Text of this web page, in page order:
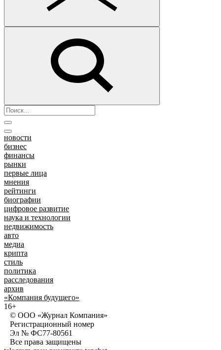
новости
бизнес
финансы
рынки
первые лица
мнения
рейтинги
биографии
цифровое развитие
наука и технологии
недвижимость
авто
медиа
крипта
стиль
политика
расследования
архив
«Компания будущего»
16+
© ООО «Журнал Компания»
Регистрационный номер
Эл № ФС77-80561
Все права защищены